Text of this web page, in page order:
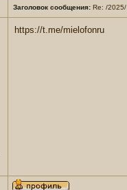
Заголовок сообщения: Re: /2025/
https://t.me/mielofonru